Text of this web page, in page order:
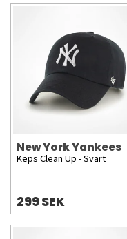
New York Yankees
Keps Clean Up - Svart
299 SEK